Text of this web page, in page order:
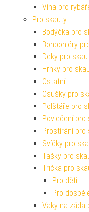
Vína pro
Pro skauty
Bodýčka pro
Bonboniéry
Deky pro
Hrnky pro
Ostatní
Osušky pro
Polštáře pro
Povlečení pro
Prostírání pro
Svíčky pro
Tašky pro
Trička pro
Pro děti
Pro
Vaky na záda